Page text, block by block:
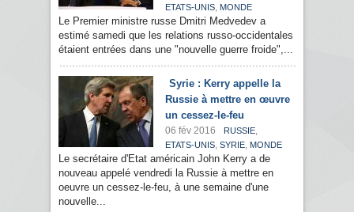
ETATS-UNIS, MONDE
Le Premier ministre russe Dmitri Medvedev a
estimé samedi que les relations russo-occidentales
étaient entrées dans une "nouvelle guerre froide",...
Syrie : Kerry appelle la
Russie à mettre en œuvre
un cessez-le-feu
06 fév 2016 RUSSIE,
ETATS-UNIS, SYRIE, MONDE
Le secrétaire d'Etat américain John Kerry a de
nouveau appelé vendredi la Russie à mettre en
oeuvre un cessez-le-feu, à une semaine d'une
nouvelle...